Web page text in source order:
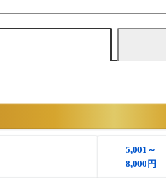
5,001～
8,000円